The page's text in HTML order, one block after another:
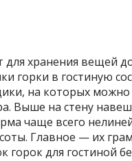
для хранения вещей
горки в гостиную
на которых можно
Выше на стену
чаще всего
Главное — их
горок для гостиной